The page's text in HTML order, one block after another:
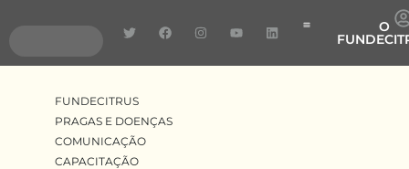
O
FUNDECITRUS
PRAGAS E DOENÇAS
COMUNICAÇÃO
CAPACITAÇÃO